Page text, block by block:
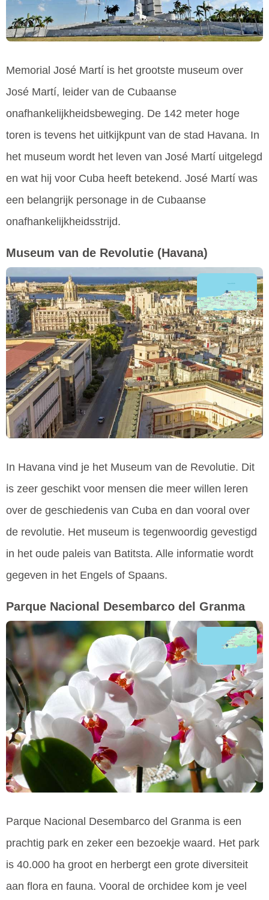
Memorial José Martí is het grootste museum over
José Martí, leider van de Cubaanse
onafhankelijkheidsbeweging. De 142 meter hoge
toren is tevens het uitkijkpunt van de stad Havana. In
het museum wordt het leven van José Martí uitgelegd
en wat hij voor Cuba heeft betekend. José Martí was
een belangrijk personage in de Cubaanse
onafhankelijkheidsstrijd.
Museum van de Revolutie (Havana)
In Havana vind je het Museum van de Revolutie. Dit
is zeer geschikt voor mensen die meer willen leren
over de geschiedenis van Cuba en dan vooral over
de revolutie. Het museum is tegenwoordig gevestigd
in het oude paleis van Batitsta. Alle informatie wordt
gegeven in het Engels of Spaans.
Parque Nacional Desembarco del Granma
Parque Nacional Desembarco del Granma is een
prachtig park en zeker een bezoekje waard. Het park
is 40.000 ha groot en herbergt een grote diversiteit
aan flora en fauna. Vooral de orchidee kom je veel